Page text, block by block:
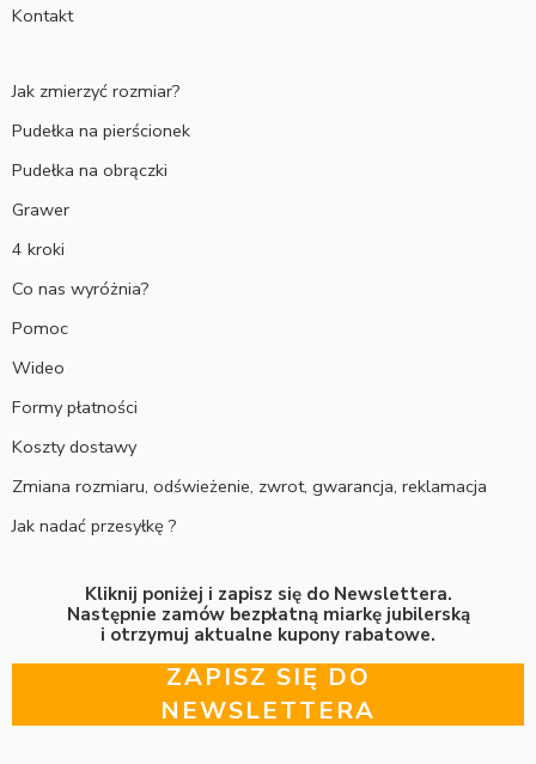
Kontakt
Jak zmierzyć rozmiar?
Pudełka na pierścionek
Pudełka na obrączki
Grawer
4 kroki
Co nas wyróżnia?
Pomoc
Wideo
Formy płatności
Koszty dostawy
Zmiana rozmiaru, odświeżenie, zwrot, gwarancja, reklamacja
Jak nadać przesyłkę ?
Kliknij poniżej i zapisz się do Newslettera.
Następnie zamów bezpłatną miarkę jubilerską
i otrzymuj aktualne kupony rabatowe.
ZAPISZ SIĘ DO
NEWSLETTERA